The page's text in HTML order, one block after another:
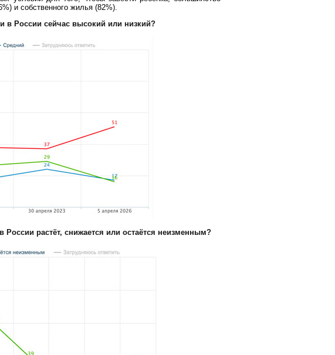
и собственного жилья (82%).
в России сейчас высокий или низкий?
растёт, снижается или остаётся неизменным?